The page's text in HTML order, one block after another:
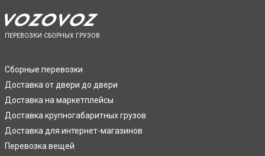
ПЕРЕВОЗКИ СБОРНЫХ ГРУЗОВ
Сборные перевозки
Доставка от двери до двери
Доставка на маркетплейсы
Доставка крупногабаритных грузов
Доставка для интернет-магазинов
Перевозка вещей